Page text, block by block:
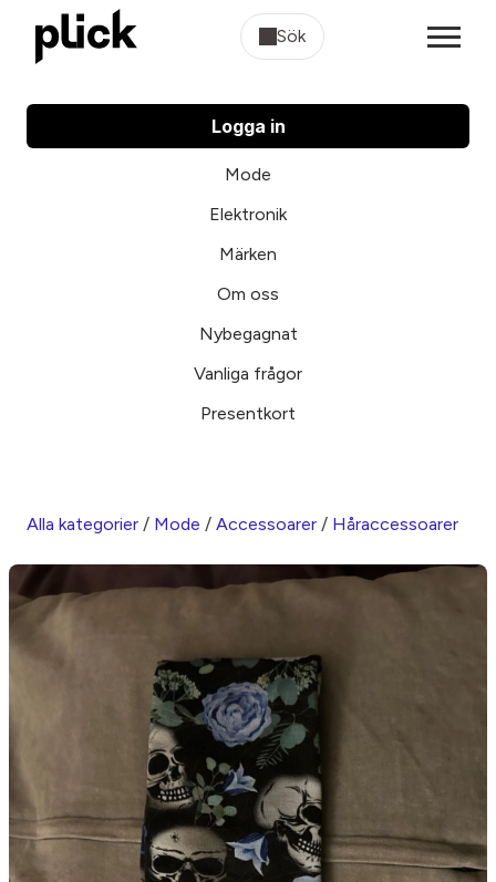
Sök
Logga in
Mode
Elektronik
Märken
Om oss
Nybegagnat
Vanliga frågor
Presentkort
Alla kategorier / Mode / Accessoarer / Håraccessoarer